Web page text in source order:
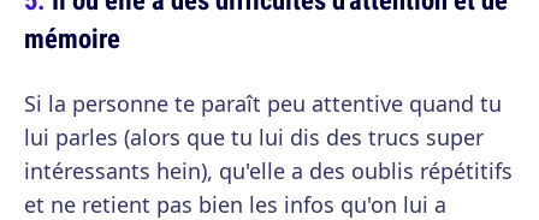
mémoire
Si la personne te paraît peu attentive quand tu
lui parles (alors que tu lui dis des trucs super
intéressants hein), qu'elle a des oublis répétitifs
et ne retient pas bien les infos qu'on lui a